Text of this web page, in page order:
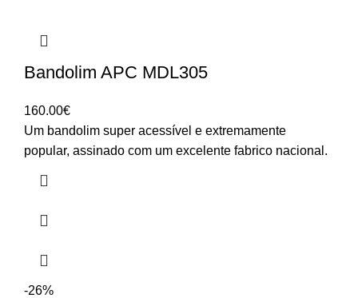
Bandolim APC MDL305
160.00€
Um bandolim super acessível e extremamente
popular, assinado com um excelente fabrico nacional.
-26%